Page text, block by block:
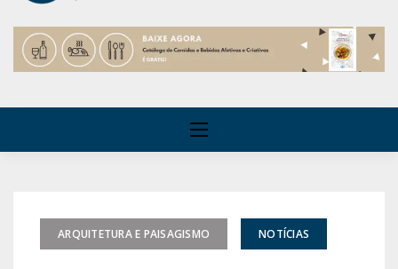
ARQUITETURA E PAISAGISMO NOTÍCIAS